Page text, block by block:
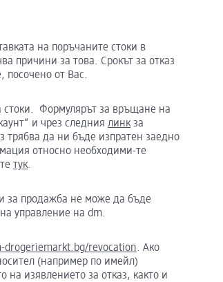
на поръчаните стоки в
причини за това. Срокът за отказ
посочено от Вас.
Формулярът за връщане на
и чрез следния линкза
трябва да ни бъде изпратен заедно
относно необходими-те
тук.
за продажба не може да бъде
управление на dm.
drogeriemarkt.bg/revocation. Ако
(например по имейл)
изявлението за отказ, както и